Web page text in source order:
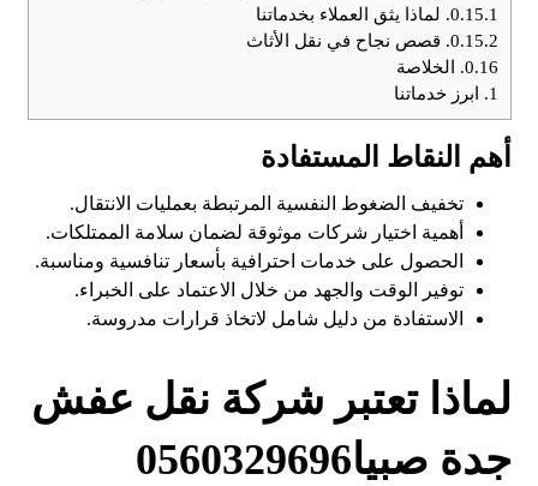
0.15.1. لماذا يثق العملاء بخدماتنا
0.15.2. قصص نجاح في نقل الأثاث
0.16. الخلاصة
1. ابرز خدماتنا
أهم النقاط المستفادة
تخفيف الضغوط النفسية المرتبطة بعمليات الانتقال.
أهمية اختيار شركات موثوقة لضمان سلامة الممتلكات.
الحصول على خدمات احترافية بأسعار تنافسية ومناسبة.
توفير الوقت والجهد من خلال الاعتماد على الخبراء.
الاستفادة من دليل شامل لاتخاذ قرارات مدروسة.
لماذا تعتبر شركة نقل عفش
جدة صبيا0560329696